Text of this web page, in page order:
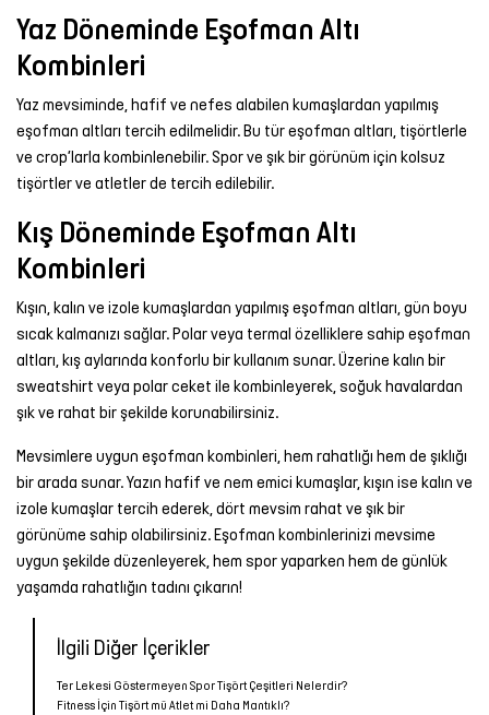
Yaz Döneminde Eşofman Altı
Kombinleri
Yaz mevsiminde, hafif ve nefes alabilen kumaşlardan yapılmış
eşofman altları tercih edilmelidir. Bu tür eşofman altları, tişörtlerle
ve crop’larla kombinlenebilir. Spor ve şık bir görünüm için kolsuz
tişörtler ve atletler de tercih edilebilir.
Kış Döneminde Eşofman Altı
Kombinleri
Kışın, kalın ve izole kumaşlardan yapılmış eşofman altları, gün boyu
sıcak kalmanızı sağlar. Polar veya termal özelliklere sahip eşofman
altları, kış aylarında konforlu bir kullanım sunar. Üzerine kalın bir
sweatshirt veya polar ceket ile kombinleyerek, soğuk havalardan
şık ve rahat bir şekilde korunabilirsiniz.
Mevsimlere uygun eşofman kombinleri, hem rahatlığı hem de şıklığı
bir arada sunar. Yazın hafif ve nem emici kumaşlar, kışın ise kalın ve
izole kumaşlar tercih ederek, dört mevsim rahat ve şık bir
görünüme sahip olabilirsiniz. Eşofman kombinlerinizi mevsime
uygun şekilde düzenleyerek, hem spor yaparken hem de günlük
yaşamda rahatlığın tadını çıkarın!
İlgili Diğer İçerikler
Ter Lekesi Göstermeyen Spor Tişört Çeşitleri Nelerdir?
Fitness İçin Tişört mü Atlet mi Daha Mantıklı?